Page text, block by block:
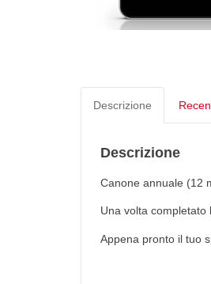
Descrizione
Descrizione
Canone annuale (12
Una volta completato
Appena pronto il tuo